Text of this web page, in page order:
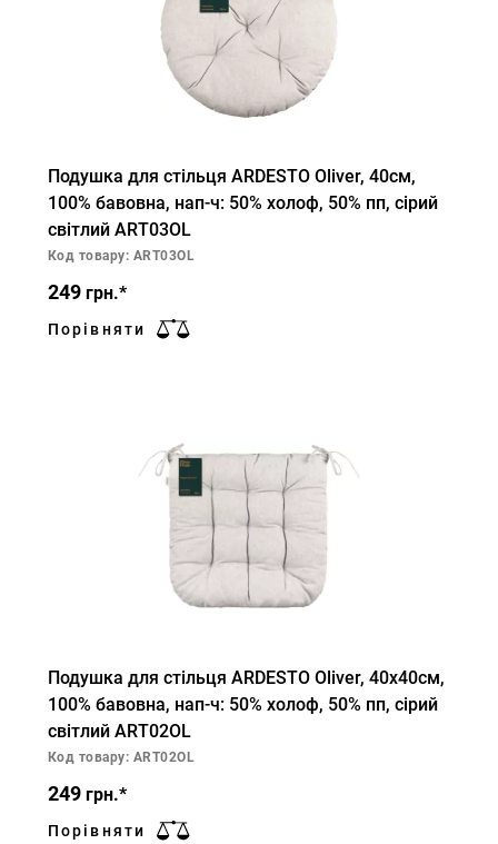
Подушка для стільця ARDESTO Oliver, 40см,
100% бавовна, нап-ч: 50% холоф, 50% пп, сірий
світлий ART03OL
Код товару: ART03OL
249 грн.*
Порівняти
Подушка для стільця ARDESTO Oliver, 40х40см,
100% бавовна, нап-ч: 50% холоф, 50% пп, сірий
світлий ART02OL
Код товару: ART02OL
249 грн.*
Порівняти